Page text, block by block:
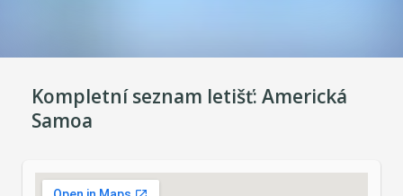
Kompletní seznam letišť: Americká
Samoa